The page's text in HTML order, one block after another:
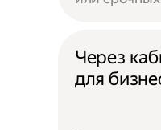
Через
для